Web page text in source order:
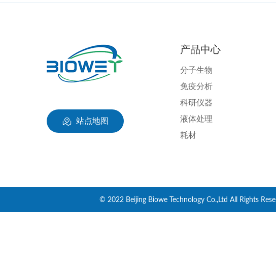
站点地图
产品中心
分子生物
免疫分析
科研仪器
液体处理
耗材
© 2022 Beijing Biowe Technology Co.,Ltd All Rights